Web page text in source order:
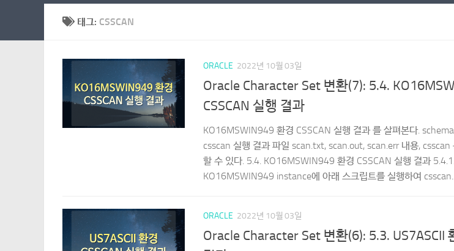
태그: CSSCAN
ORACLE 2022년 10월 03일
Oracle Character Set 변환(7): 5.4.
CSSCAN 실행 결과
KO16MSWIN949 환경 CSSCAN 실행 결과 를 살펴본다.
csscan 실행 결과 파일 scan.txt, scan.out, scan.err 내용, csscan
할 수 있다. 5.4. KO16MSWIN949 환경 CSSCAN 실행 결과
KO16MSWIN949 instance에 아래 스크립트를 실행하여
ORACLE 2022년 10월 03일
Oracle Character Set 변환(6): 5.3. US7ASCII